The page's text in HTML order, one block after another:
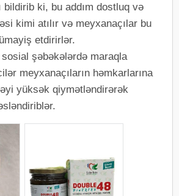
bildirib ki, bu addım dostluq və
kimi atılır və meyxanaçılar bu
etdirirlər.
sosial şəbəkələrdə maraqla
meyxanaçıların həmkarlarına
yüksək qiymətləndirərək